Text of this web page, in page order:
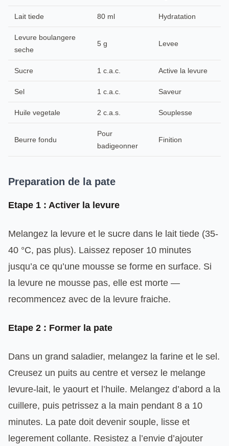
Lait tiede 80 ml Hydratation
Levure boulangere
seche
5 g Levee
Sucre 1 c.a.c. Active la levure
Sel 1 c.a.c. Saveur
Huile vegetale 2 c.a.s. Souplesse
Beurre fondu
Pour
badigeonner
Finition
Preparation de la pate
Etape 1 : Activer la levure
Melangez la levure et le sucre dans le lait tiede (35-
40 °C, pas plus). Laissez reposer 10 minutes
jusqu’a ce qu’une mousse se forme en surface. Si
la levure ne mousse pas, elle est morte —
recommencez avec de la levure fraiche.
Etape 2 : Former la pate
Dans un grand saladier, melangez la farine et le sel.
Creusez un puits au centre et versez le melange
levure-lait, le yaourt et l’huile. Melangez d’abord a la
cuillere, puis petrissez a la main pendant 8 a 10
minutes. La pate doit devenir souple, lisse et
legerement collante. Resistez a l’envie d’ajouter